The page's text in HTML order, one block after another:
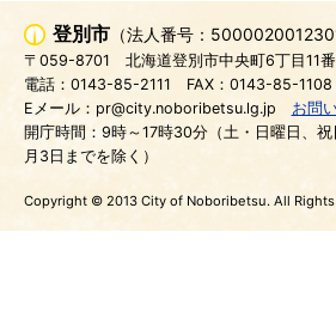
登別市 （法人番号：
〒059-8701
北海道登別市中央町6丁目11
電話：0143-85-2111
FAX：0143-85-1108
Eメール：pr@city.noboribetsu.lg.jp
お問
開庁時間：9時～17時30分（土・日曜日、
月3日までを除く）
Copyright © 2013 City of Noboribetsu. All